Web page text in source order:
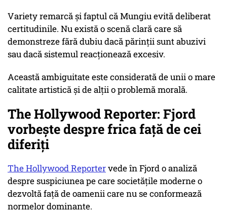
Variety remarcă și faptul că Mungiu evită deliberat
certitudinile. Nu există o scenă clară care să
demonstreze fără dubiu dacă părinții sunt abuzivi
sau dacă sistemul reacționează excesiv.
Această ambiguitate este considerată de unii o mare
calitate artistică și de alții o problemă morală.
The Hollywood Reporter: Fjord
vorbește despre frica față de cei
diferiți
The Hollywood Reportervede în Fjord o analiză
despre suspiciunea pe care societățile moderne o
dezvoltă față de oamenii care nu se conformează
normelor dominante.